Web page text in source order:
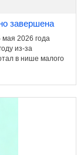
завершена
2026 года
из-за
в нише малого